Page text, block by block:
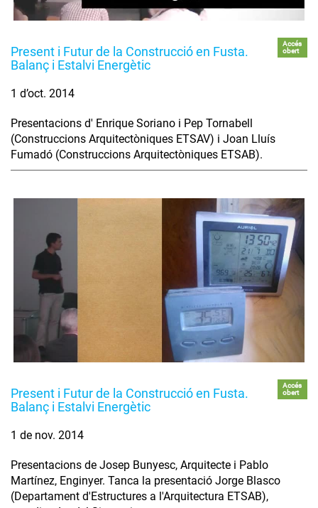
Present i Futur de la Construcció en Fusta.
Balanç i Estalvi Energètic
Accés
obert
1 d’oct. 2014
Presentacions d' Enrique Soriano i Pep Tornabell
(Construccions Arquitectòniques ETSAV) i Joan Lluís
Fumadó (Construccions Arquitectòniques ETSAB).
Present i Futur de la Construcció en Fusta.
Balanç i Estalvi Energètic
Accés
obert
1 de nov. 2014
Presentacions de Josep Bunyesc, Arquitecte i Pablo
Martínez, Enginyer. Tanca la presentació Jorge Blasco
(Departament d'Estructures a l'Arquitectura ETSAB),